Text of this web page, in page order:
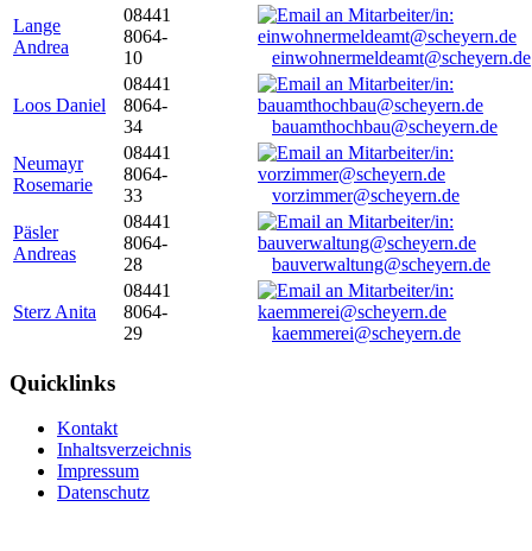
Lange
Andrea
08441
8064-
10
einwohnermeldeamt@scheyern.de
Loos Daniel
08441
8064-
34
bauamthochbau@scheyern.de
Neumayr
Rosemarie
08441
8064-
33
vorzimmer@scheyern.de
Päsler
Andreas
08441
8064-
28
bauverwaltung@scheyern.de
Sterz Anita
08441
8064-
29
kaemmerei@scheyern.de
Quicklinks
Kontakt
Inhaltsverzeichnis
Impressum
Datenschutz